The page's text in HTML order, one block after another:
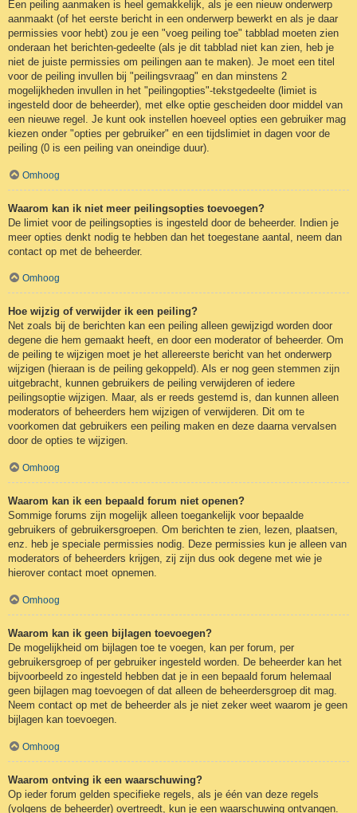
Een peiling aanmaken is heel gemakkelijk, als je een nieuw onderwerp
aanmaakt (of het eerste bericht in een onderwerp bewerkt en als je daar
permissies voor hebt) zou je een "voeg peiling toe" tabblad moeten zien
onderaan het berichten-gedeelte (als je dit tabblad niet kan zien, heb je
niet de juiste permissies om peilingen aan te maken). Je moet een titel
voor de peiling invullen bij "peilingsvraag" en dan minstens 2
mogelijkheden invullen in het "peilingopties"-tekstgedeelte (limiet is
ingesteld door de beheerder), met elke optie gescheiden door middel van
een nieuwe regel. Je kunt ook instellen hoeveel opties een gebruiker mag
kiezen onder "opties per gebruiker" en een tijdslimiet in dagen voor de
peiling (0 is een peiling van oneindige duur).
Omhoog
Waarom kan ik niet meer peilingsopties toevoegen?
De limiet voor de peilingsopties is ingesteld door de beheerder. Indien je
meer opties denkt nodig te hebben dan het toegestane aantal, neem dan
contact op met de beheerder.
Omhoog
Hoe wijzig of verwijder ik een peiling?
Net zoals bij de berichten kan een peiling alleen gewijzigd worden door
degene die hem gemaakt heeft, en door een moderator of beheerder. Om
de peiling te wijzigen moet je het allereerste bericht van het onderwerp
wijzigen (hieraan is de peiling gekoppeld). Als er nog geen stemmen zijn
uitgebracht, kunnen gebruikers de peiling verwijderen of iedere
peilingsoptie wijzigen. Maar, als er reeds gestemd is, dan kunnen alleen
moderators of beheerders hem wijzigen of verwijderen. Dit om te
voorkomen dat gebruikers een peiling maken en deze daarna vervalsen
door de opties te wijzigen.
Omhoog
Waarom kan ik een bepaald forum niet openen?
Sommige forums zijn mogelijk alleen toegankelijk voor bepaalde
gebruikers of gebruikersgroepen. Om berichten te zien, lezen, plaatsen,
enz. heb je speciale permissies nodig. Deze permissies kun je alleen van
moderators of beheerders krijgen, zij zijn dus ook degene met wie je
hierover contact moet opnemen.
Omhoog
Waarom kan ik geen bijlagen toevoegen?
De mogelijkheid om bijlagen toe te voegen, kan per forum, per
gebruikersgroep of per gebruiker ingesteld worden. De beheerder kan het
bijvoorbeeld zo ingesteld hebben dat je in een bepaald forum helemaal
geen bijlagen mag toevoegen of dat alleen de beheerdersgroep dit mag.
Neem contact op met de beheerder als je niet zeker weet waarom je geen
bijlagen kan toevoegen.
Omhoog
Waarom ontving ik een waarschuwing?
Op ieder forum gelden specifieke regels, als je één van deze regels
(volgens de beheerder) overtreedt, kun je een waarschuwing ontvangen.